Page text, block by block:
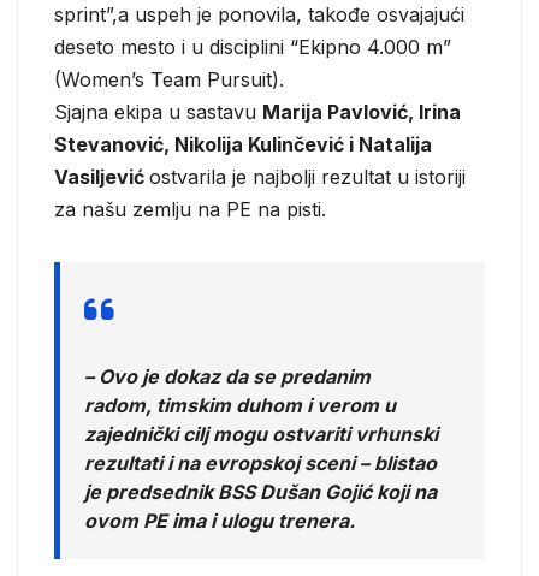
sprint”,a uspeh je ponovila, takođe osvajajući
deseto mesto i u disciplini “Ekipno 4.000 m”
(Women’s Team Pursuit).
Sjajna ekipa u sastavu Marija Pavlović, Irina
Stevanović, Nikolija Kulinčević i Natalija
Vasiljević ostvarila je najbolji rezultat u istoriji
za našu zemlju na PE na pisti.
– Ovo je dokaz da se predanim
radom, timskim duhom i verom u
zajednički cilj mogu ostvariti vrhunski
rezultati i na evropskoj sceni – blistao
je predsednik BSS Dušan Gojić koji na
ovom PE ima i ulogu trenera.